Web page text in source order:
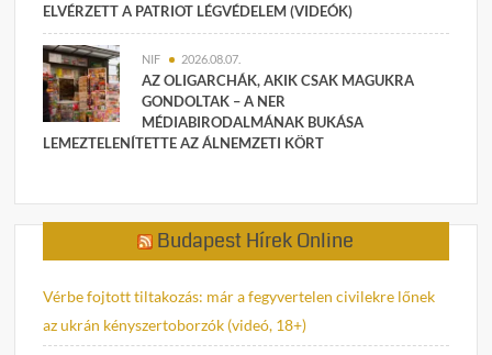
ELVÉRZETT A PATRIOT LÉGVÉDELEM (VIDEÓK)
NIF 2026.08.07.
AZ OLIGARCHÁK, AKIK CSAK MAGUKRA
GONDOLTAK – A NER
MÉDIABIRODALMÁNAK BUKÁSA
LEMEZTELENÍTETTE AZ ÁLNEMZETI KÖRT
Budapest Hírek Online
Vérbe fojtott tiltakozás: már a fegyvertelen civilekre lőnek
az ukrán kényszertoborzók (videó, 18+)